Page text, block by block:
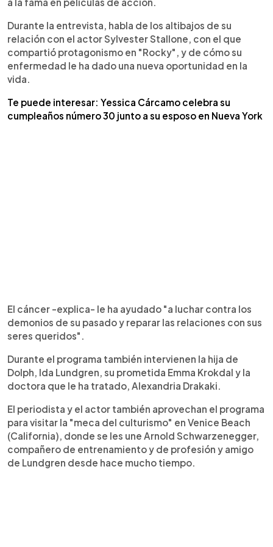
Durante la entrevista, habla de los altibajos de su
relación con el actor Sylvester Stallone, con el que
compartió protagonismo en "Rocky", y de cómo su
enfermedad le ha dado una nueva oportunidad en la
vida.
Te puede interesar: Yessica Cárcamo celebra su
cumpleaños número 30 junto a su esposo en Nueva York
El cáncer -explica- le ha ayudado "a luchar contra los
demonios de su pasado y reparar las relaciones con sus
seres queridos".
Durante el programa también intervienen la hija de
Dolph, Ida Lundgren, su prometida Emma Krokdal y la
doctora que le ha tratado, Alexandria Drakaki.
El periodista y el actor también aprovechan el programa
para visitar la "meca del culturismo" en Venice Beach
(California), donde se les une Arnold Schwarzenegger,
compañero de entrenamiento y de profesión y amigo
de Lundgren desde hace mucho tiempo.